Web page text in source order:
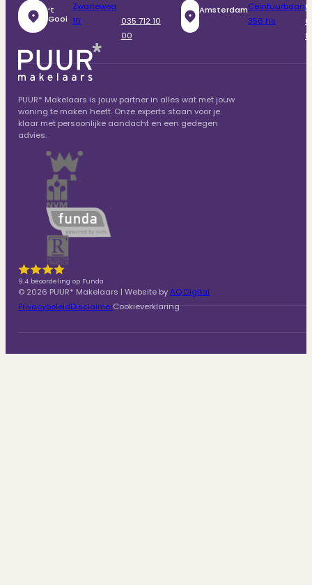
‘t
Gooi
Zwarteweg
10
035 712 10
00
AmsterdamCeintuurbaan
356 hs
PUUR* Makelaars is jouw partner in alles wat met jouw
woning te maken heeft. Onze experts staan voor je
klaar met persoonlijke aandacht en een gedegen
advies.
9.4 beoordeling op Funda
© 2026 PUUR* Makelaars | Website byAQ Digital
PrivacybeleidDisclaimerCookieverklaring